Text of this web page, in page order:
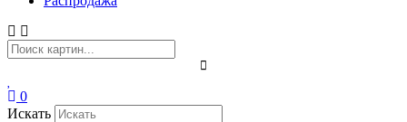
0
Искать